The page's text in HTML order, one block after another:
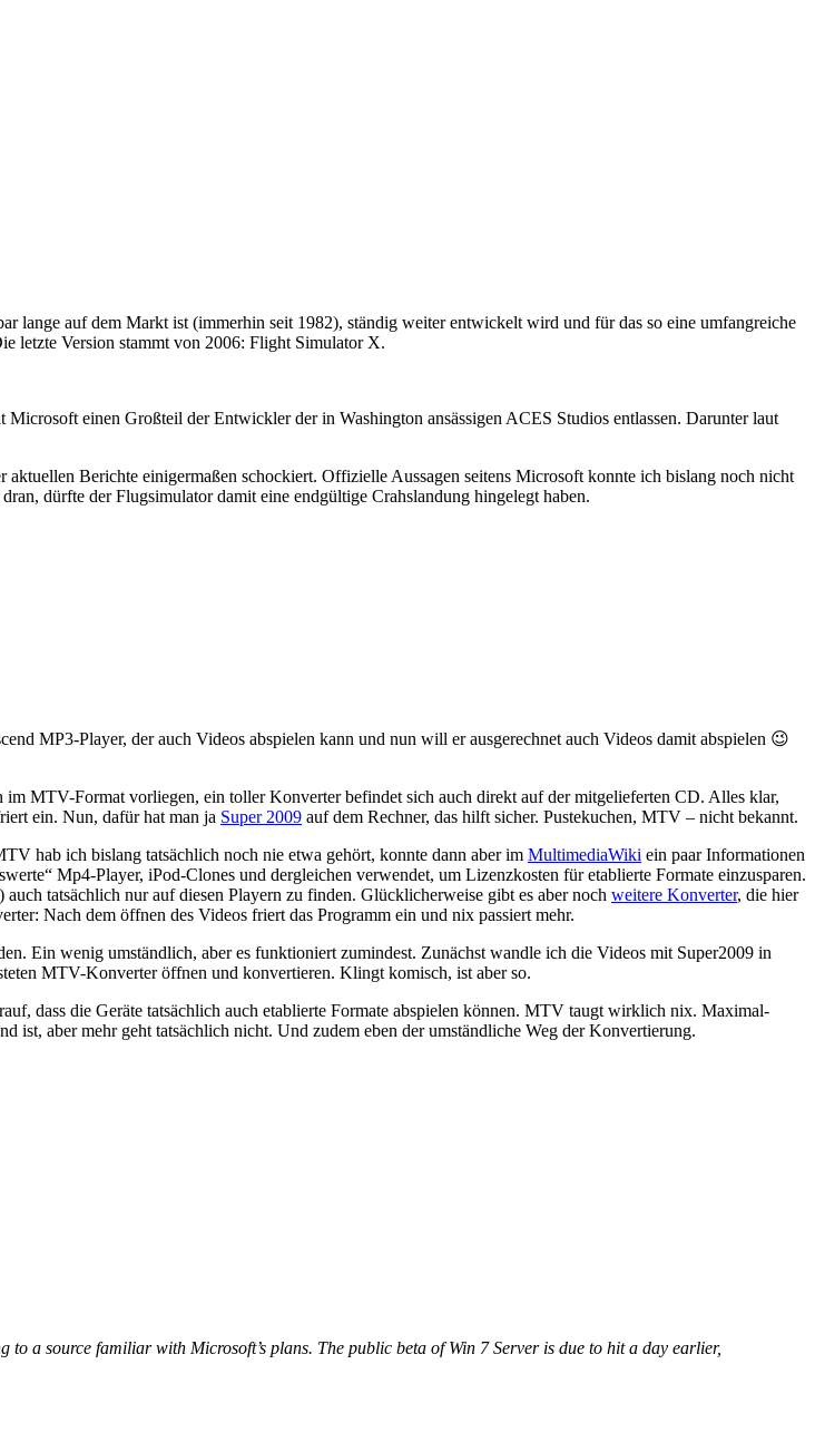
lange auf dem Markt ist (immerhin seit 1982), ständig weiter entwickelt wird und für das so eine umfangreiche
letzte Version stammt von 2006: Flight Simulator X.
Microsoft einen Großteil der Entwickler der in Washington ansässigen ACES Studios entlassen. Darunter laut
Berichte einigermaßen schockiert. Offizielle Aussagen seitens Microsoft konnte ich bislang noch nicht
dürfte der Flugsimulator damit eine endgültige Crahslandung hingelegt haben.
MP3-Player, der auch Videos abspielen kann und nun will er ausgerechnet auch Videos damit abspielen 😉
MTV-Format vorliegen, ein toller Konverter befindet sich auch direkt auf der mitgelieferten CD. Alles klar,
ein. Nun, dafür hat man ja Super 2009 auf dem Rechner, das hilft sicher. Pustekuchen, MTV – nicht bekannt.
hab ich bislang tatsächlich noch nie etwa gehört, konnte dann aber im MultimediaWiki ein paar Informationen
Mp4-Player, iPod-Clones und dergleichen verwendet, um Lizenzkosten für etablierte Formate einzusparen.
tatsächlich nur auf diesen Playern zu finden. Glücklicherweise gibt es aber noch weitere Konverter, die hier
Nach dem öffnen des Videos friert das Programm ein und nix passiert mehr.
Ein wenig umständlich, aber es funktioniert zumindest. Zunächst wandle ich die Videos mit Super2009 in
MTV-Konverter öffnen und konvertieren. Klingt komisch, ist aber so.
dass die Geräte tatsächlich auch etablierte Formate abspielen können. MTV taugt wirklich nix. Maximal-
aber mehr geht tatsächlich nicht. Und zudem eben der umständliche Weg der Konvertierung.
a source familiar with Microsoft’s plans. The public beta of Win 7 Server is due to hit a day earlier,